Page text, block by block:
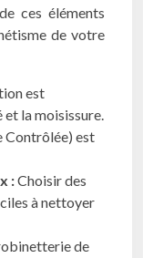
ces éléments
de votre
est
et la moisissure.
Contrôlée) est
:Choisir des
à nettoyer
de